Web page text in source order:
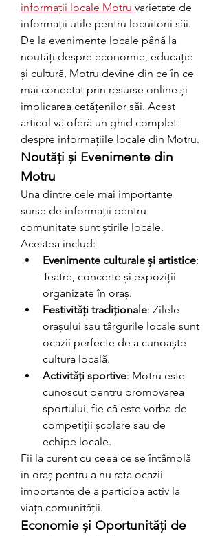
informații locale Motru varietate de
informații utile pentru locuitorii săi.
De la evenimente locale până la
noutăți despre economie, educație
și cultură, Motru devine din ce în ce
mai conectat prin resurse online și
implicarea cetățenilor săi. Acest
articol vă oferă un ghid complet
despre informațiile locale din Motru.
Noutăți și Evenimente din
Motru
Una dintre cele mai importante
surse de informații pentru
comunitate sunt știrile locale.
Acestea includ:
Evenimente culturale și artistice:
Teatre, concerte și expoziții
organizate în oraș.
Festivități tradiționale: Zilele
orașului sau târgurile locale sunt
ocazii perfecte de a cunoaște
cultura locală.
Activități sportive: Motru este
cunoscut pentru promovarea
sportului, fie că este vorba de
competiții școlare sau de
echipe locale.
Fii la curent cu ceea ce se întâmplă
în oraș pentru a nu rata ocazii
importante de a participa activ la
viața comunității.
Economie și Oportunități de